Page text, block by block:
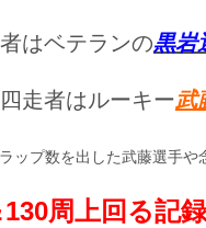
はベテランの黒岩
走者はルーキー武
ップ数を出した武藤選手や
周上回る記録